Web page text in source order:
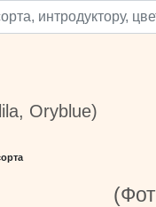
Oryblue)